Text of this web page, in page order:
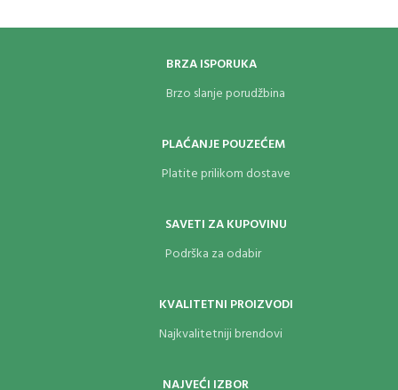
BRZA ISPORUKA
Brzo slanje porudžbina
PLAĆANJE POUZEĆEM
Platite prilikom dostave
SAVETI ZA KUPOVINU
Podrška za odabir
KVALITETNI PROIZVODI
Najkvalitetniji brendovi
NAJVEĆI IZBOR